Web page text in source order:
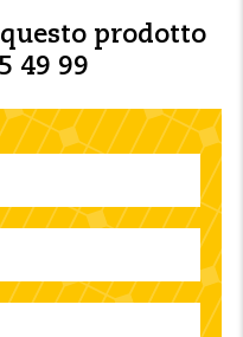
prodotto
49 99